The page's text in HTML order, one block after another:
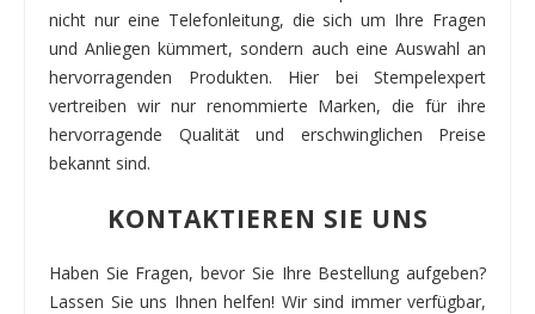
nicht nur eine Telefonleitung, die sich um Ihre Fragen
und Anliegen kümmert, sondern auch eine Auswahl an
hervorragenden Produkten. Hier bei Stempelexpert
vertreiben wir nur renommierte Marken, die für ihre
hervorragende Qualität und erschwinglichen Preise
bekannt sind.
KONTAKTIEREN SIE UNS
Haben Sie Fragen, bevor Sie Ihre Bestellung aufgeben?
Lassen Sie uns Ihnen helfen! Wir sind immer verfügbar,